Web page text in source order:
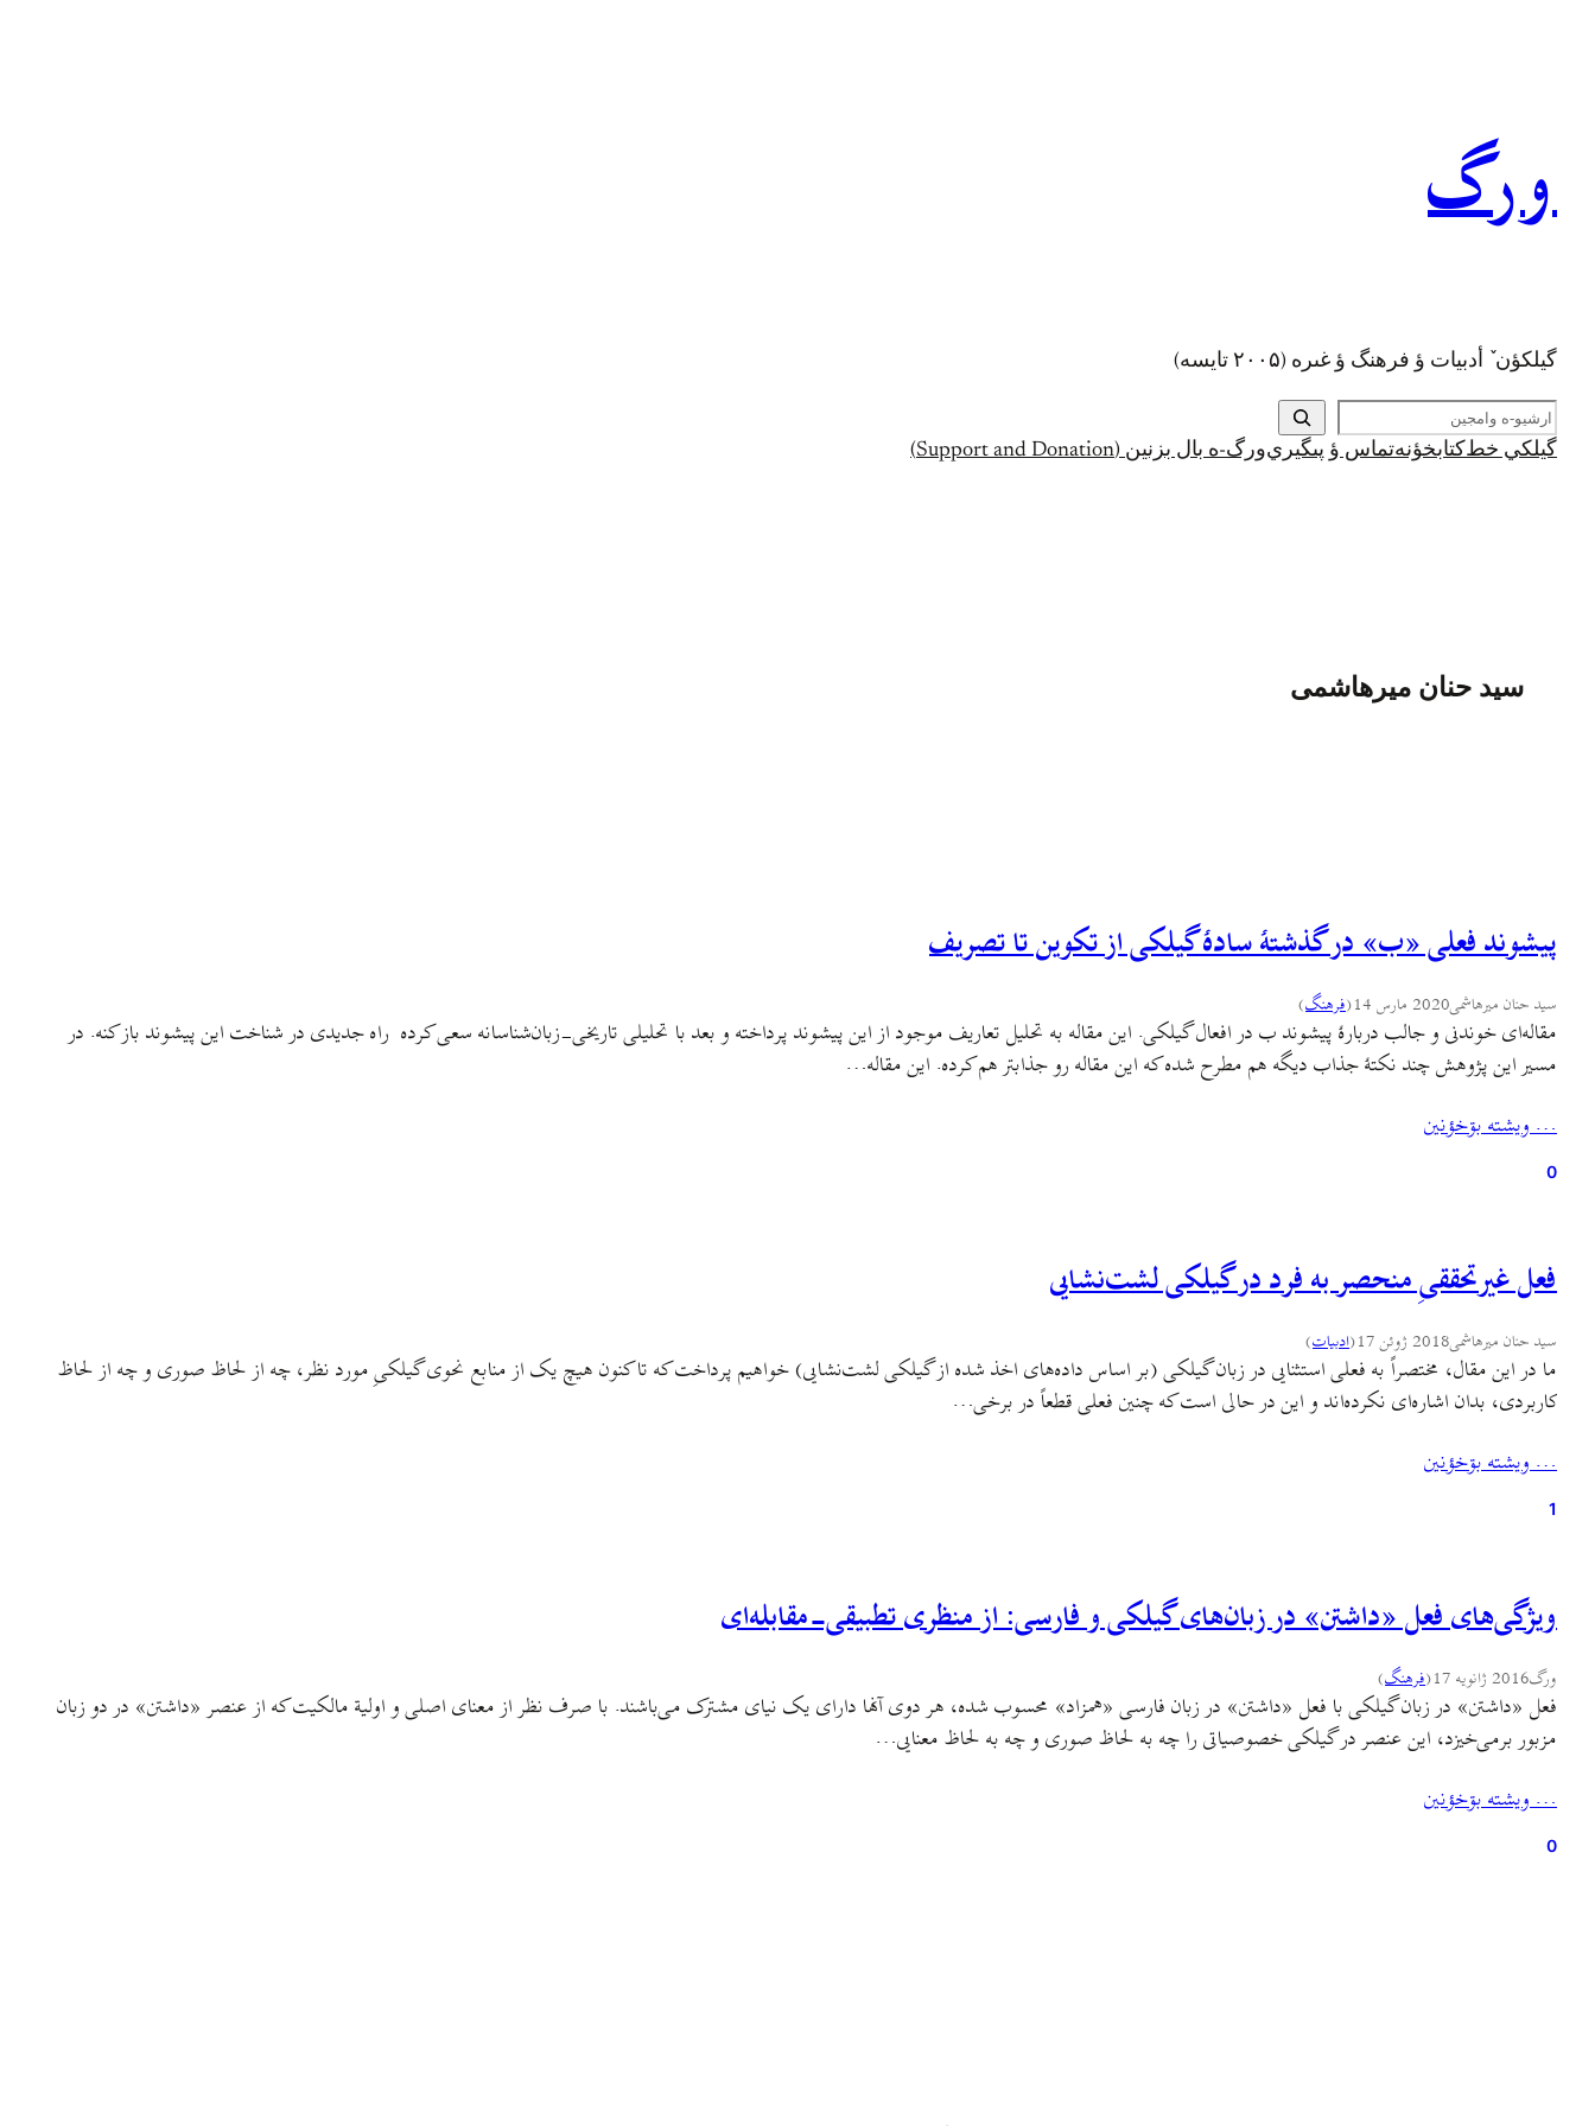
ورگ
گيلکؤن ٚ أدبیات ؤ فرهنگ ؤ غىره (۲۰۰۵ تايسه)
ج
س
تگيلکي خط کتابخؤنهتماس ؤ پىگيريورگ-ه بال بزنين (Support and Donation)
سید حنان میرهاشمی
پیشوند فعلی «ب» در گذشتهٔ سادهٔ گیلکی از تکوین تا تصریف
سید حنان میرهاشمی2020 مارس 14 (فرهنگ)
مقاله‌ای خوندنی و جالب دربارهٔ پیشوند ب در افعال گیلکی. این مقاله به تحلیل تعاریف موجود از این پیشوند پرداخته و بعد با تحلیلی تاریخی-زبان‌شناسانه سعی کرده راه جدیدی در شناخت این پیشوند باز کنه. در
مسیر این پژوهش چند نکتهٔ جذاب ديگه هم مطرح شده که اين مقاله رو جذابتر هم کرده. اين مقاله…
… ويشته بۊخؤنين
0
فعل غیرتحققیِ منحصر به فرد در گیلکی لشت‌نشایی
سید حنان میرهاشمی2018 ژوئن 17 (ادبيات)
ما در این مقال، مختصراً به فعلی استثنایی در زبان گیلکی (بر اساس داده‌های اخذ شده از گیلکی لشت‌نشایی) خواهیم پرداخت که تا کنون هیچ یک از منابع نحوی گیلکیِ مورد نظر، چه از لحاظ صوری و چه از لحاظ
کاربردی، بدان اشاره‌ای نکرده‌اند و این در حالی است که چنین فعلی قطعاً در برخی…
… ويشته بۊخؤنين
1
ویژگی‌های فعل «داشتن» در زبان‌های گیلکی و فارسی: از منظری تطبیقی-مقابله‌ای
ورگ2016 ژانویه 17 (فرهنگ)
فعل «داشتن» در زبان گیلکی با فعل «داشتن» در زبان فارسی «همزاد» محسوب شده، هر دوی آنها دارای یک نیای مشترک می‌باشند. با صرف نظر از معنای اصلی و اولیة مالکیت که از عنصر «داشتن» در دو زبان
مزبور برمی‌خیزد، این عنصر در گیلکی خصوصیاتی را چه به لحاظ صوری و چه به لحاظ معنایی…
… ويشته بۊخؤنين
0